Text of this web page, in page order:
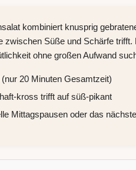
kombiniert knusprig
zwischen Süße und Schärfe
ohne großen Aufwand
20 Minuten Gesamtzeit)
kross trifft auf süß-pikant
Mittagspausen oder das